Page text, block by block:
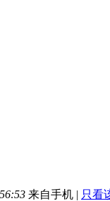
来自手机 | 只看